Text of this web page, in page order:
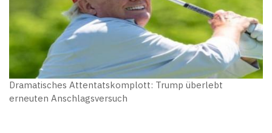
Dramatisches Attentatskomplott: Trump überlebt
erneuten Anschlagsversuch